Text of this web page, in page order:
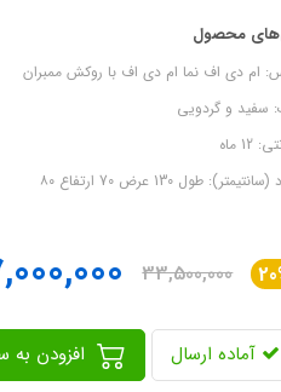
محصول
ام دی اف نما ام دی اف با روکش ممبران
سفید و گردویی
12 ماه
طول 130 عرض 70 ارتفاع ۸۰
33,500,000
آماده ارسال